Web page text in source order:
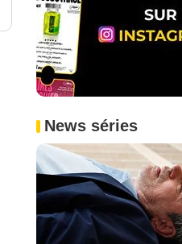
News séries